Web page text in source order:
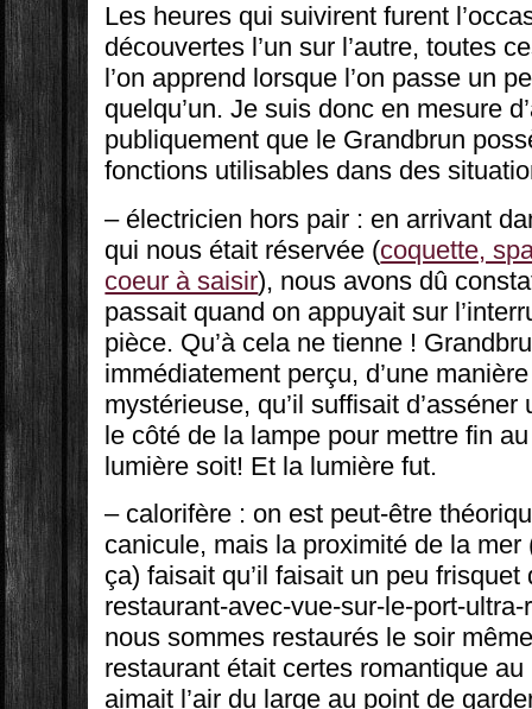
Les heures qui suivirent furent
découvertes l’un sur l’autre, toutes
l’on apprend lorsque l’on passe un
quelqu’un. Je suis donc en mesure
publiquement que le Grandbrun
fonctions utilisables dans des
– électricien hors pair : en arrivant
qui nous était réservée (coquette,
coeur à saisir), nous avons dû
passait quand on appuyait sur
pièce. Qu’à cela ne tienne !
immédiatement perçu, d’une
mystérieuse, qu’il suffisait
le côté de la lampe pour mettre fin
lumière soit! Et la lumière fut.
– calorifère : on est peut-être
canicule, mais la proximité de la mer
ça) faisait qu’il faisait un peu
restaurant-avec-vue-sur-le-port-
nous sommes restaurés le soir
restaurant était certes romantique
aimait l’air du large au point de